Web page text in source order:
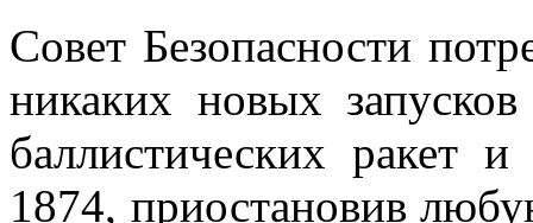
Совет Безопасности
никаких новых
баллистических ракет
1874, приостановив